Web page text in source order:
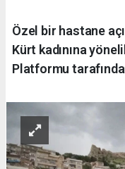
Özel bir hastane
Kürt kadınına
Platformu